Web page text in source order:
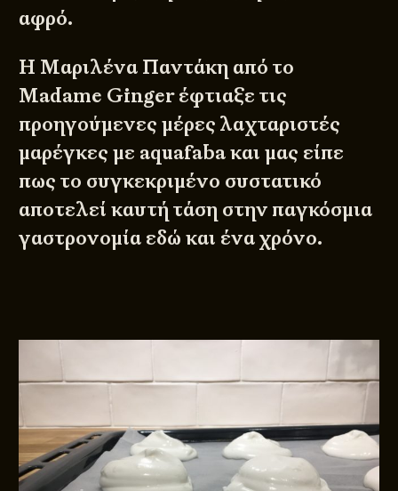
αφρό.
Η Μαριλένα Παντάκη από το
Madame Gingerέφτιαξε τις
προηγούμενες μέρες λαχταριστές
μαρέγκες με aquafaba και μας είπε
πως το συγκεκριμένο συστατικό
αποτελεί καυτή τάση στην παγκόσμια
γαστρονομία εδώ και ένα χρόνο.